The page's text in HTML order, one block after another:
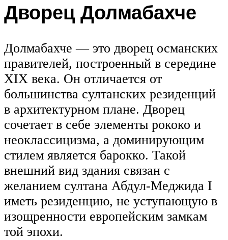
Дворец Долмабахче
Долмабахче — это дворец османских
правителей, построенный в середине
XIX века. Он отличается от
большинства султанских резиденций
в архитектурном плане. Дворец
сочетает в себе элементы рококо и
неоклассицизма, а доминирующим
стилем является барокко. Такой
внешний вид здания связан с
желанием султана Абдул-Меджида I
иметь резиденцию, не уступающую в
изощренности европейским замкам
той эпохи.